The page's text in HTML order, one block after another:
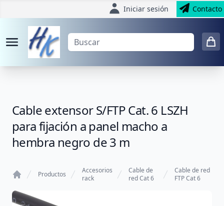
Iniciar sesión Contacto
Cable extensor S/FTP Cat. 6 LSZH
para fijación a panel macho a
hembra negro de 3 m
Productos
Accesorios
rack
Cable de
red Cat 6
Cable de red
FTP Cat 6